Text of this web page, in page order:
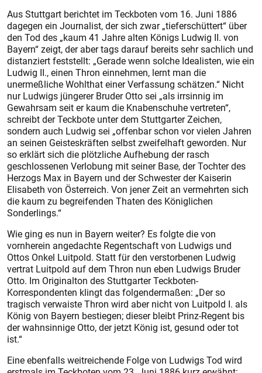
Aus Stuttgart berichtet im Teckbo­ten vom 16. Juni 1886
dagegen ein Journalist, der sich zwar „tieferschüttert“ über
den Tod des „kaum 41 Jahre alten Königs Ludwig II. von
Bayern“ zeigt, der aber tags darauf bereits sehr sachlich und
distanziert feststellt: „Gerade wenn solche Idealisten, wie ein
Ludwig II., einen Thron einnehmen, lernt man die
unermeßliche Wohlthat einer Verfassung schätzen.“ Nicht
nur Ludwigs jüngerer Bruder Otto sei „als irrsinnig im
Gewahrsam seit er kaum die Knabenschuhe vertreten“,
schreibt der Teck­bote unter dem Stuttgarter Zeichen,
sondern auch Ludwig sei „offenbar schon vor vielen Jahren
an seinen Geisteskräften selbst zweifelhaft geworden. Nur
so erklärt sich die plötzliche Aufhebung der rasch
geschlossenen Verlobung mit seiner Base, der Tochter des
Herzogs Max in Bayern und der Schwester der Kaiserin
Elisabeth von Österreich. Von jener Zeit an vermehrten sich
die kaum zu begreifenden Thaten des Königlichen
Sonderlings.“
Wie ging es nun in Bayern weiter? Es folgte die von
vornherein angedachte Regentschaft von Ludwigs und
Ottos Onkel Luitpold. Statt für den verstorbenen Ludwig
vertrat Luit­pold auf dem Thron nun eben Ludwigs Bruder
Otto. Im Originalton des Stuttgarter Teckboten-
Korrespondenten klingt das folgendermaßen: „Der so
tragisch verwaiste Thron wird aber nicht von Luitpold I. als
König von Bayern bestiegen; dieser bleibt Prinz-Regent bis
der wahnsinnige Otto, der jetzt König ist, gesund oder tot
ist.“
Eine ebenfalls weitreichende Folge von Ludwigs Tod wird